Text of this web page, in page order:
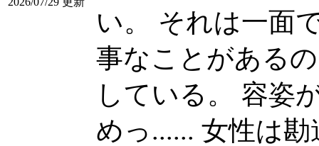
い。 それは一面
事なことがある
している。 容姿
めっ...... 女性は勘